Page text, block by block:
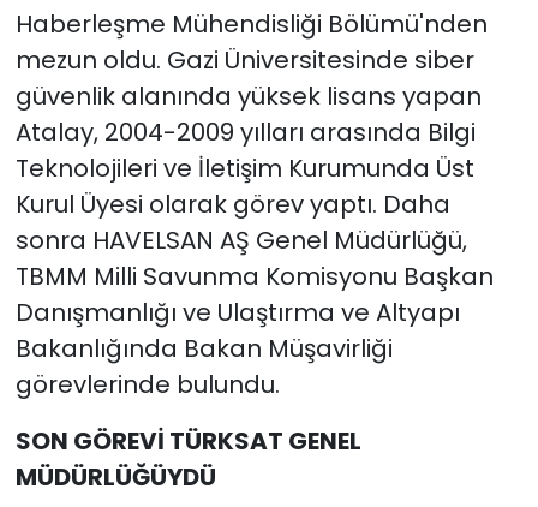
Haberleşme Mühendisliği Bölümü'nden
mezun oldu. Gazi Üniversitesinde siber
güvenlik alanında yüksek lisans yapan
Atalay, 2004-2009 yılları arasında Bilgi
Teknolojileri ve İletişim Kurumunda Üst
Kurul Üyesi olarak görev yaptı. Daha
sonra HAVELSAN AŞ Genel Müdürlüğü,
TBMM Milli Savunma Komisyonu Başkan
Danışmanlığı ve Ulaştırma ve Altyapı
Bakanlığında Bakan Müşavirliği
görevlerinde bulundu.
SON GÖREVİ TÜRKSAT GENEL
MÜDÜRLÜĞÜYDÜ